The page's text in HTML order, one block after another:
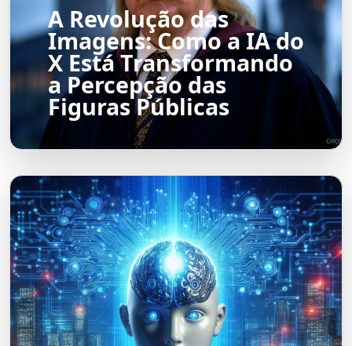
A Revolução das
Imagens: Como a IA do
X Está Transformando
a Percepção das
Figuras Públicas